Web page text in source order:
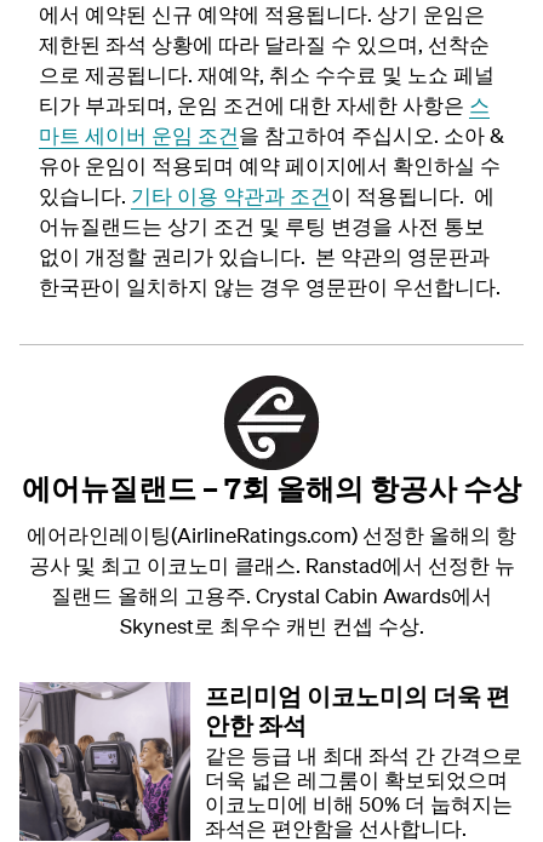
에서 예약된 신규 예약에 적용됩니다. 상기 운임은
제한된 좌석 상황에 따라 달라질 수 있으며, 선착순
으로 제공됩니다. 재예약, 취소 수수료 및 노쇼 페널
티가 부과되며, 운임 조건에 대한 자세한 사항은 스
마트 세이버 운임 조건을 참고하여 주십시오. 소아 &
유아 운임이 적용되며 예약 페이지에서 확인하실 수
있습니다. 기타 이용 약관과 조건이 적용됩니다. 에
어뉴질랜드는 상기 조건 및 루팅 변경을 사전 통보
없이 개정할 권리가 있습니다. 본 약관의 영문판과
한국판이 일치하지 않는 경우 영문판이 우선합니다.
에어뉴질랜드 –7회 올해의 항공사 수상
에어라인레이팅(AirlineRatings.com) 선정한 올해의 항
공사 및 최고 이코노미 클래스. Ranstad에서 선정한 뉴
질랜드 올해의 고용주. Crystal Cabin Awards에서
Skynest로 최우수 캐빈 컨셉 수상.
프리미엄 이코노미의 더욱 편
안한 좌석
같은 등급 내 최대 좌석 간 간격으로
더욱 넓은 레그룸이 확보되었으며
이코노미에 비해 50% 더 눕혀지는
좌석은 편안함을 선사합니다.